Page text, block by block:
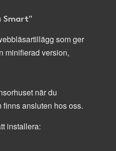
Smart"
som ger
minifierad version,
när du
ansluten hos oss.
installera: